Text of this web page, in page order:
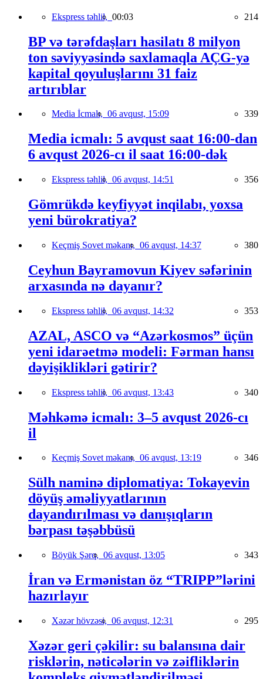
Ekspress təhlil, 00:03 214
BP və tərəfdaşları hasilatı 8 milyon
ton səviyyəsində saxlamaqla AÇG-yə
kapital qoyuluşlarını 31 faiz
artırıblar
Media İcmalı, 06 avqust, 15:09 339
Media icmalı: 5 avqust saat 16:00-dan
6 avqust 2026-cı il saat 16:00-dək
Ekspress təhlil, 06 avqust, 14:51 356
Gömrükdə keyfiyyət inqilabı, yoxsa
yeni bürokratiya?
Keçmiş Sovet məkanı, 06 avqust, 14:37 380
Ceyhun Bayramovun Kiyev səfərinin
arxasında nə dayanır?
Ekspress təhlil, 06 avqust, 14:32 353
AZAL, ASCO və “Azərkosmos” üçün
yeni idarəetmə modeli: Fərman hansı
dəyişiklikləri gətirir?
Ekspress təhlil, 06 avqust, 13:43 340
Məhkəmə icmalı: 3–5 avqust 2026-cı
il
Keçmiş Sovet məkanı, 06 avqust, 13:19 346
Sülh naminə diplomatiya: Tokayevin
döyüş əməliyyatlarının
dayandırılması və danışıqların
bərpası təşəbbüsü
Böyük Şərq, 06 avqust, 13:05 343
İran və Ermənistan öz “TRIPP”lərini
hazırlayır
Xəzər hövzəsi, 06 avqust, 12:31 295
Xəzər geri çəkilir: su balansına dair
risklərin, nəticələrin və zəifliklərin